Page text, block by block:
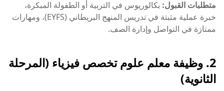
متطلبات القبول: بكالوريوس في التربية أو الطفولة المبكرة،
خبرة عملية مثبتة في تدريس المنهج البريطاني (EYFS)، ومهارات
ممتازة في التواصل وإدارة الصف.
2. وظيفة معلم علوم تخصص فيزياء (المرحلة
الثانوية)